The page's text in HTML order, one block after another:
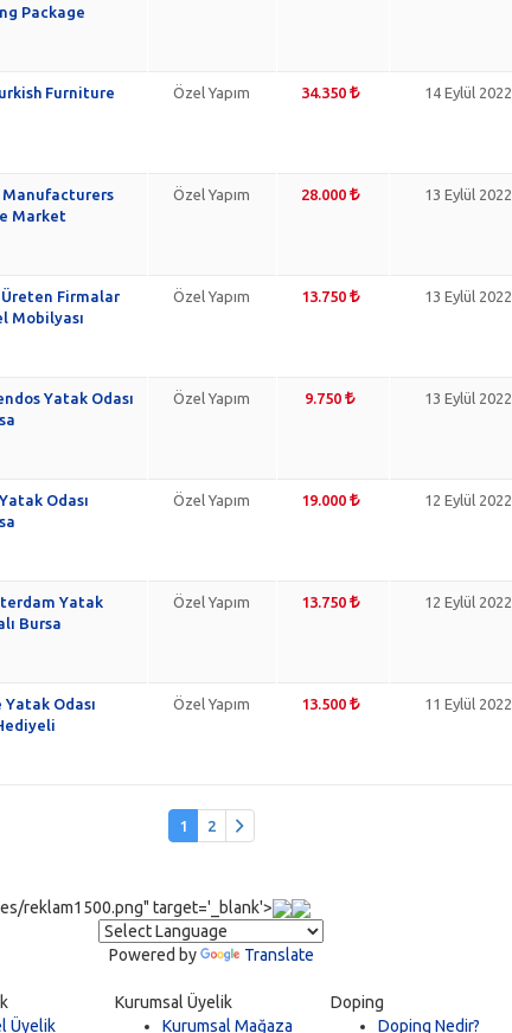
Package
Furniture
Özel Yapım 34.350 14 Eylül 2022
Market
Özel Yapım 28.000 13 Eylül 2022
Üreten Firmalar
Mobilyası
Özel Yapım 13.750 13 Eylül 2022
Yatak Odası
Özel Yapım 9.750 13 Eylül 2022
Odası
Özel Yapım 19.000 12 Eylül 2022
Yatak
Bursa
Özel Yapım 13.750 12 Eylül 2022
Odası
Özel Yapım 13.500 11 Eylül 2022
1 2
reklam1500.png" target='_blank'>
Powered by Translate
Üyelik
Kurumsal Üyelik
Kurumsal Mağaza
Doping
Doping Nedir?